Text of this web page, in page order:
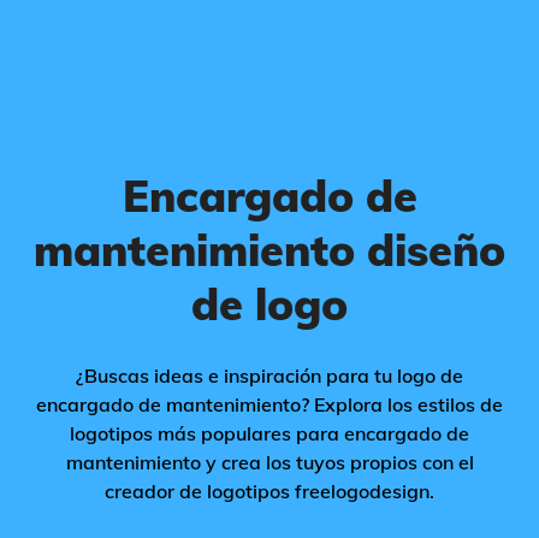
Encargado de
mantenimiento diseño
de logo
¿Buscas ideas e inspiración para tu logo de
encargado de mantenimiento? Explora los estilos de
logotipos más populares para encargado de
mantenimiento y crea los tuyos propios con el
creador de logotipos freelogodesign.